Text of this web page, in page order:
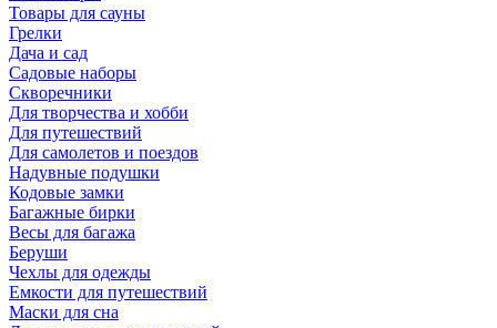
Товары для сауны
Грелки
Дача и сад
Садовые наборы
Скворечники
Для творчества и хобби
Для путешествий
Для самолетов и поездов
Надувные подушки
Кодовые замки
Багажные бирки
Весы для багажа
Беруши
Чехлы для одежды
Емкости для путешествий
Маски для сна